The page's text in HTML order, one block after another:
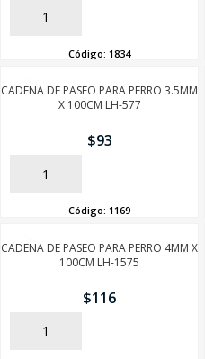
AÑADIR
Código: 1834
CADENA DE PASEO PARA PERRO 3.5MM
X 100CM LH-577
$93
AÑADIR
Código: 1169
CADENA DE PASEO PARA PERRO 4MM X
100CM LH-1575
$116
AÑADIR